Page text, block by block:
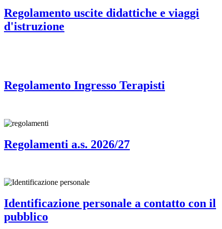
Regolamento uscite didattiche e viaggi
d'istruzione
Regolamento Ingresso Terapisti
Regolamenti a.s. 2026/27
Identificazione personale a contatto con il
pubblico